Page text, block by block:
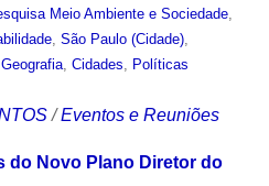
Meio Ambiente e Sociedade,
, São Paulo (Cidade),
Geografia, Cidades, Políticas
/Eventos e Reuniões
do Novo Plano Diretor do